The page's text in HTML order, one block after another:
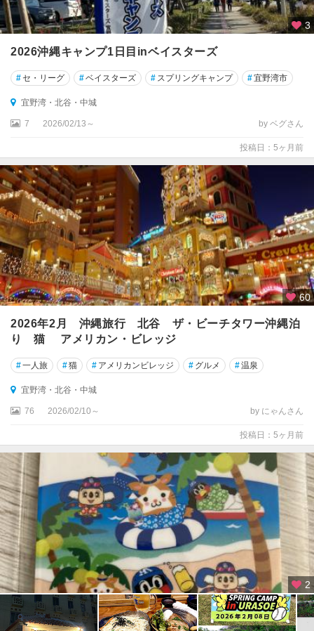
3
2026沖縄キャンプ1日目inベイスターズ
#セ・リーグ #ベイスターズ # スプリングキャンプ #宜野湾市
宜野湾・北谷・中城
7 2026/02/13～ by ベグさん
投稿日：5ヶ月前
60
2026年2月 沖縄旅行 北谷 ザ・ビーチタワー沖縄泊
り 猫 アメリカン・ビレッジ
#一人旅 #猫 # アメリカンビレッジ # グルメ #温泉
宜野湾・北谷・中城
76 2026/02/10～ by にゃんさん
投稿日：5ヶ月前
2